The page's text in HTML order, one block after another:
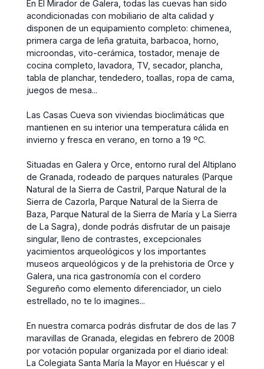
En El Mirador de Galera, todas las cuevas han sido
acondicionadas con mobiliario de alta calidad y
disponen de un equipamiento completo: chimenea,
primera carga de leña gratuita, barbacoa, horno,
microondas, vito-cerámica, tostador, menaje de
cocina completo, lavadora, TV, secador, plancha,
tabla de planchar, tendedero, toallas, ropa de cama,
juegos de mesa...
Las Casas Cueva son viviendas bioclimáticas que
mantienen en su interior una temperatura cálida en
invierno y fresca en verano, en torno a 19 ºC.
Situadas en Galera y Orce, entorno rural del Altiplano
de Granada, rodeado de parques naturales (Parque
Natural de la Sierra de Castril, Parque Natural de la
Sierra de Cazorla, Parque Natural de la Sierra de
Baza, Parque Natural de la Sierra de María y La Sierra
de La Sagra), donde podrás disfrutar de un paisaje
singular, lleno de contrastes, excepcionales
yacimientos arqueológicos y los importantes
museos arqueológicos y de la prehistoria de Orce y
Galera, una rica gastronomía con el cordero
Segureño como elemento diferenciador, un cielo
estrellado, no te lo imagines...
En nuestra comarca podrás disfrutar de dos de las 7
maravillas de Granada, elegidas en febrero de 2008
por votación popular organizada por el diario ideal:
La Colegiata Santa María la Mayor en Huéscar y el